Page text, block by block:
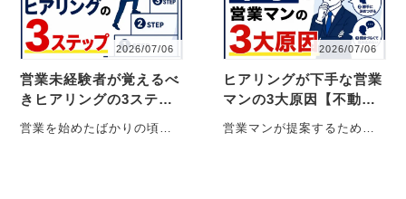
2026/07/06
営業未経験者が覚えるべ
きヒアリングの3ステッ
プ【不動産売買仲介営
業】
営業を始めたばかりの頃、
2026/07/06
ヒアリングが下手な営業
マンの3大原因【不動産
売買仲介営業】
営業マンが提案するために